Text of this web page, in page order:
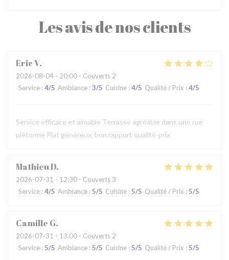
Les avis de nos clients
EricV
2026-08-04 - 20:00 - Couverts 2
Service : 4/5 Ambiance : 3/5 Cuisine : 4/5 Qualité / Prix : 4/5
Service efficace et aimable Terrasse agréable dans une rue
piétonne Plat généreux, bon rapport qualité-prix
MathieuD
2026-07-31 - 12:30 - Couverts 3
Service : 4/5 Ambiance : 5/5 Cuisine : 5/5 Qualité / Prix : 5/5
Camille G
2026-07-31 - 13:00 - Couverts 2
Service : 5/5 Ambiance : 5/5 Cuisine : 5/5 Qualité / Prix : 5/5